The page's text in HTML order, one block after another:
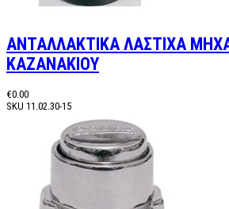
ΑΝΤΑΛΛΑΚΤΙΚΑ ΛΑΣΤΙΧΑ
ΚΑΖΑΝΑΚΙΟΥ
€0.00
SKU 11.02.30-15